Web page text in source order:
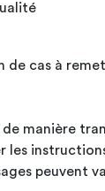
de cas à
de manière
les
peuvent